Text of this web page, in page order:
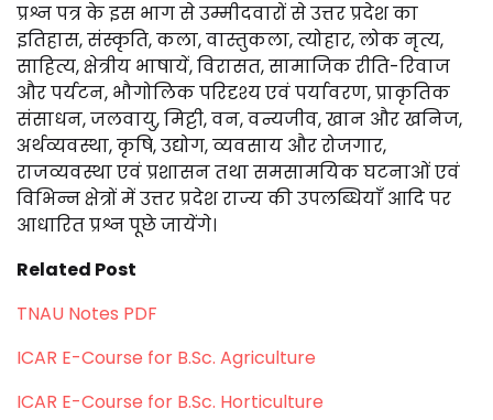
प्रश्न पत्र के इस भाग से उम्मीदवारों से उत्तर प्रदेश का
इतिहास, संस्कृति, कला, वास्तुकला, त्योहार, लोक नृत्य,
साहित्य, क्षेत्रीय भाषायें, विरासत, सामाजिक रीति-रिवाज
और पर्यटन, भौगोलिक परिदृश्य एवं पर्यावरण, प्राकृतिक
संसाधन, जलवायु, मिट्टी, वन, वन्यजीव, खान और खनिज,
अर्थव्यवस्था, कृषि, उद्योग, व्यवसाय और रोजगार,
राजव्यवस्था एवं प्रशासन तथा समसामयिक घटनाओं एवं
विभिन्न क्षेत्रों में उत्तर प्रदेश राज्य की उपलब्धियाँ आदि पर
आधारित प्रश्न पूछे जायेंगे।
Related Post
TNAU Notes PDF
ICAR E-Course for B.Sc. Agriculture
ICAR E-Course for B.Sc. Horticulture